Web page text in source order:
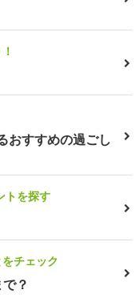
おすすめの過ごし
トを探す
チェック
？